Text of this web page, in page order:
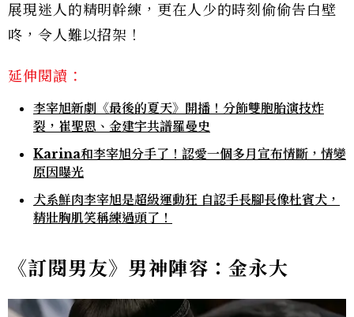
展現迷人的精明幹練，更在人少的時刻偷偷告白壁
咚，令人難以招架！
延伸閱讀：
李宰旭新劇《最後的夏天》開播！分飾雙胞胎演技炸
裂，崔聖恩、金建宇共譜羅曼史
Karina和李宰旭分手了！認愛一個多月宣布情斷，情變
原因曝光
犬系鮮肉李宰旭是超級運動狂 自認手長腳長像杜賓犬，
精壯胸肌笑稱練過頭了！
《訂閱男友》男神陣容：金永大